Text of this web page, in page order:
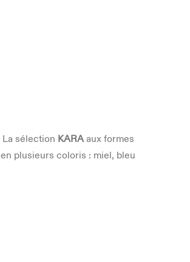
La sélection KARAaux formes
plusieurs coloris : miel, bleu